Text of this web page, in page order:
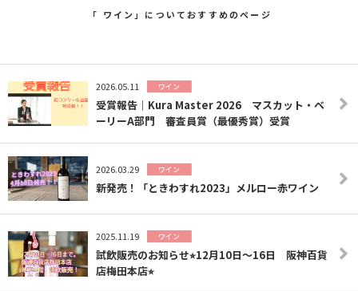
「 ワイン」についておすすめのページ
2026.05.11 ワイン
受賞報告｜Kura Master 2026 マスカット・ベ
ーリーA部門 審査員賞（最優秀賞）受賞
2026.03.29 ワイン
新発売！「ときわすれ2023」メルロー赤ワイン
2025.11.19 ワイン
試飲販売のお知らせ⭐︎12月10日〜16日 阪神百貨
店梅田本店⭐︎